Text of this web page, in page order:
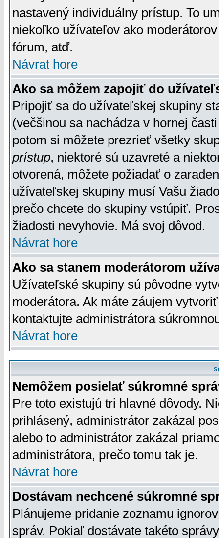
nastavený individuálny prístup. To
niekoľko užívateľov ako
fórum, atď.
Návrat hore
Ako sa môžem zapojiť do
Pripojiť sa do užívateľskej skupiny
(večšinou sa nachádza v hornej
potom si môžete prezrieť všetky
prístup, niektoré sú uzavreté a
otvorená, môžete požiadať o
užívateľskej skupiny musí Vašu
prečo chcete do skupiny vstúpiť.
žiadosti nevyhovie. Má svoj dôvod.
Návrat hore
Ako sa stanem moderátorom
Užívateľské skupiny sú pôvodne
moderátora. Ak máte záujem
kontaktujte administrátora
Návrat hore
Nemôžem posielať súkromné
Pre toto existujú tri hlavné dôvody.
prihlásený, administrátor zakázal
alebo to administrátor zakázal
administrátora, prečo tomu tak je.
Návrat hore
Dostávam nechcené súkromné
Plánujeme pridanie zoznamu
správ. Pokiaľ dostávate takéto